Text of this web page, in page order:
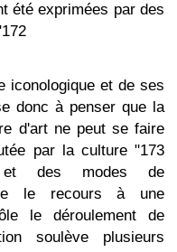
été exprimées par des
iconologique et de ses
donc à penser que la
d'art ne peut se faire
par la culture "173
et des modes de
le recours à une
le déroulement de
soulève plusieurs